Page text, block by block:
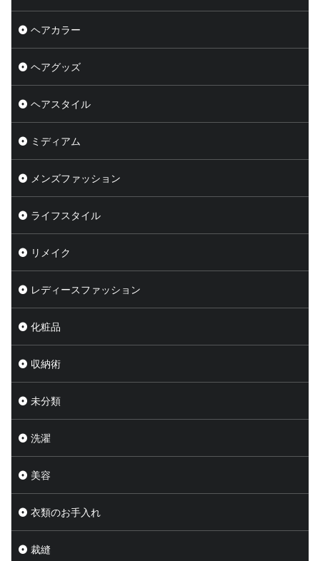
ヘアカラー
ヘアグッズ
ヘアスタイル
ミディアム
メンズファッション
ライフスタイル
リメイク
レディースファッション
化粧品
収納術
未分類
洗濯
美容
衣類のお手入れ
裁縫